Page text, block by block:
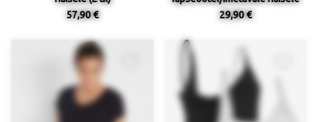
57,90 €
29,90 €